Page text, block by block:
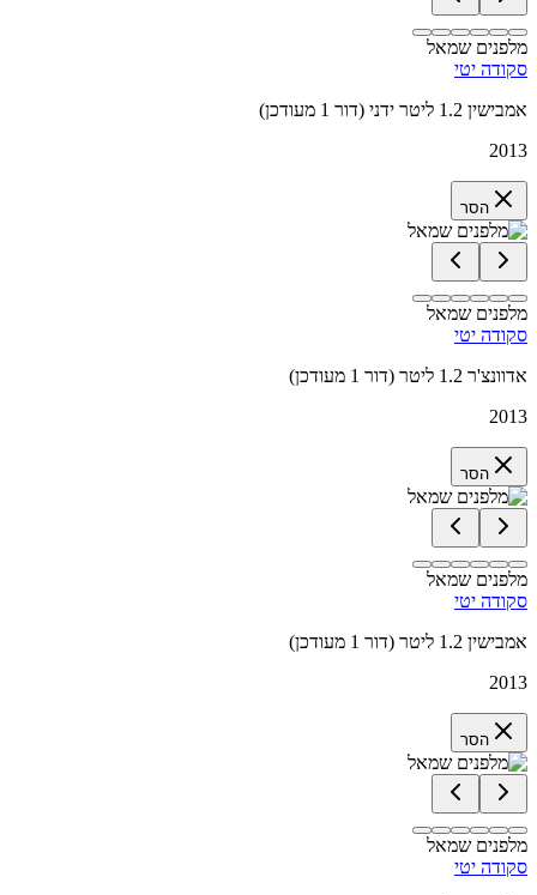
מלפנים שמאל
סקודה יטי
אמבישין 1.2 ליטר ידני (דור 1 מעודכן)
2013
הסר
מלפנים שמאל
סקודה יטי
אדוונצ'ר 1.2 ליטר (דור 1 מעודכן)
2013
הסר
מלפנים שמאל
סקודה יטי
אמבישין 1.2 ליטר (דור 1 מעודכן)
2013
הסר
מלפנים שמאל
סקודה יטי